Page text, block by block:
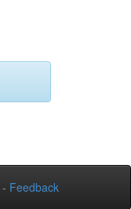
- Feedback